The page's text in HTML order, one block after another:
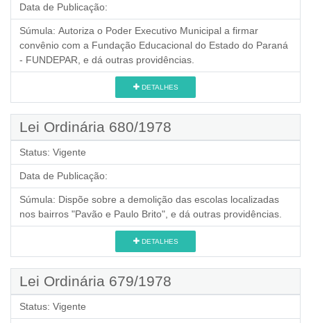
Data de Publicação:
Súmula: Autoriza o Poder Executivo Municipal a firmar
convênio com a Fundação Educacional do Estado do Paraná
- FUNDEPAR, e dá outras providências.
DETALHES
Lei Ordinária 680/1978
Status: Vigente
Data de Publicação:
Súmula: Dispõe sobre a demolição das escolas localizadas
nos bairros "Pavão e Paulo Brito", e dá outras providências.
DETALHES
Lei Ordinária 679/1978
Status: Vigente